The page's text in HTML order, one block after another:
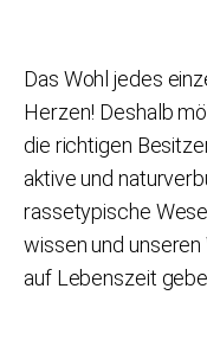
Das Wohl jedes
Herzen! Deshalb
die richtigen
aktive und
rassetypische
wissen und
auf Lebenszeit